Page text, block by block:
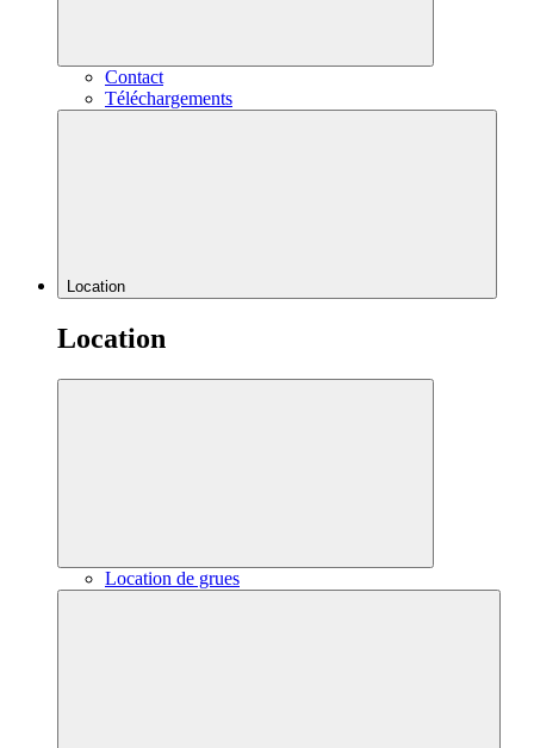
Contact
Téléchargements
Location
Location
Location de grues